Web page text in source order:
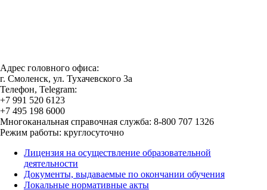
Адрес головного офиса:
г. Смоленск, ул. Тухачевского 3а
Телефон, Telegram:
+7 991 520 6123
+7 495 198 6000
Многоканальная справочная служба: 8-800 707 1326
Режим работы: круглосуточно
Лицензия на осуществление образовательной
деятельности
Документы, выдаваемые по окончании обучения
Локальные нормативные акты